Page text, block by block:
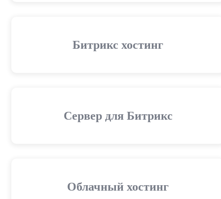
Битрикс хостинг
Сервер для Битрикс
Облачный хостинг